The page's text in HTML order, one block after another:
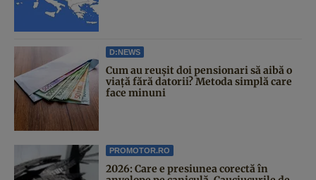
D:NEWS
Cum au reușit doi pensionari să aibă o
viață fără datorii? Metoda simplă care
face minuni
PROMOTOR.RO
2026: Care e presiunea corectă în